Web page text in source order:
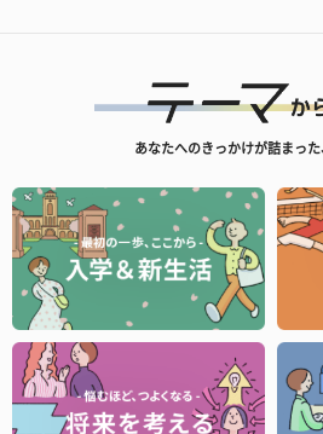
あなたへのきっかけが詰まっ